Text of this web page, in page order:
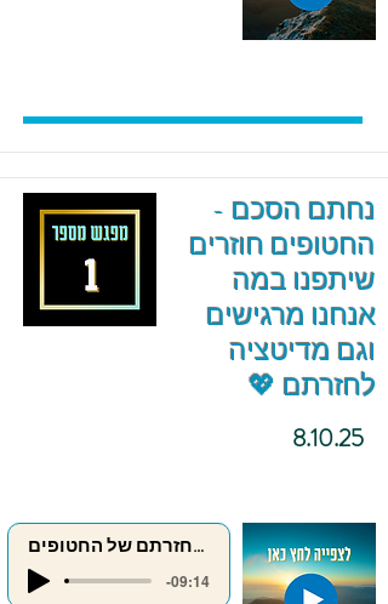
נחתם הסכם -
החטופים חוזרים
שיתפנו במה
אנחנו מרגישים
וגם מדיטציה
לחזרתם 💖
8.10.25
מדיטציה לחזרתם של החטופים
-09:14